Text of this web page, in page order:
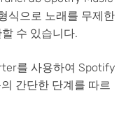
식으로 노래를 무제한
수 있습니다.
를 사용하여 Spotify
간단한 단계를 따르